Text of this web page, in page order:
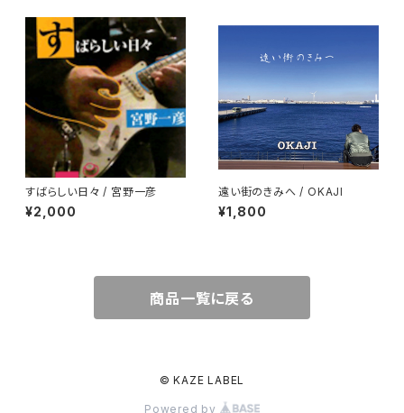
すばらしい日々 / 宮野一彦
¥2,000
遠い街のきみへ / OKAJI
¥1,800
商品一覧に戻る
© KAZE LABEL
Powered by